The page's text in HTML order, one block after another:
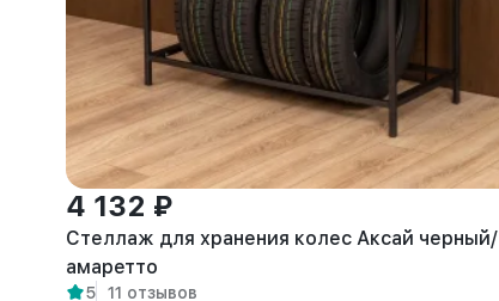
4 132 ₽
Стеллаж для хранения колес Аксай черный/
амаретто
5 11 отзывов